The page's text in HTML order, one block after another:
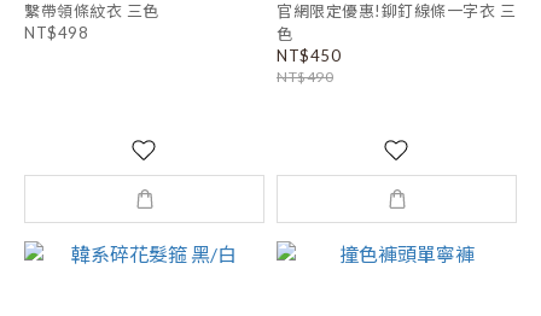
繫帶領條紋衣 三色
NT$498
官網限定優惠!鉚釘線條一字衣 三
色
NT$450
NT$490